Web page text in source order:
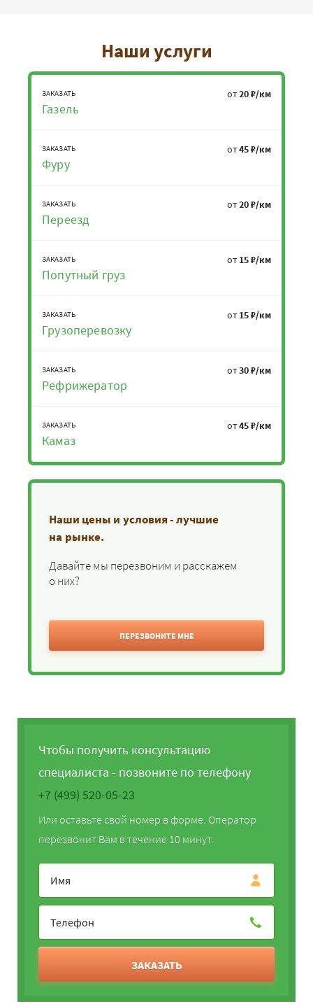
Наши услуги
ЗАКАЗАТЬ
Газель
от20 ₽/км
ЗАКАЗАТЬ
Фуру
от45 ₽/км
ЗАКАЗАТЬ
Переезд
от20 ₽/км
ЗАКАЗАТЬ
Попутный груз
от 15 ₽/км
ЗАКАЗАТЬ
Грузоперевозку
от 15 ₽/км
ЗАКАЗАТЬ
Рефрижератор
от30 ₽/км
ЗАКАЗАТЬ
Камаз
от45 ₽/км
Наши цены и условия - лучшие
на рынке.
Давайте мы перезвоним и расскажем
о них?
ПЕРЕЗВОНИТЕ МНЕ
Чтобы получить консультацию
специалиста - позвоните по телефону
+7 (499) 520-05-23
Или оставьте свой номер в форме. Оператор
перезвонит Вам в течение 10 минут.
ЗАКАЗАТЬ